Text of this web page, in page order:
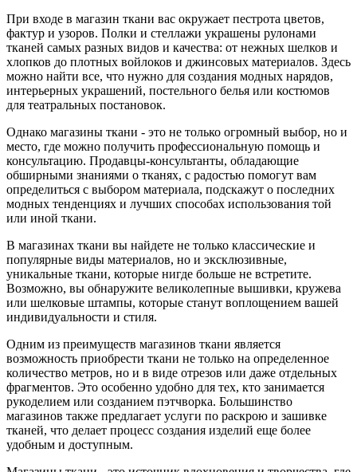
При входе в магазин ткани вас окружает пестрота цветов,
фактур и узоров. Полки и стеллажи украшены рулонами
тканей самых разных видов и качества: от нежных шелков и
хлопков до плотных войлоков и джинсовых материалов. Здесь
можно найти все, что нужно для создания модных нарядов,
интерьерных украшений, постельного белья или костюмов
для театральных постановок.
Однако магазины ткани - это не только огромный выбор, но и
место, где можно получить профессиональную помощь и
консультацию. Продавцы-консультанты, обладающие
обширными знаниями о тканях, с радостью помогут вам
определиться с выбором материала, подскажут о последних
модных тенденциях и лучших способах использования той
или иной ткани.
В магазинах ткани вы найдете не только классические и
популярные виды материалов, но и эксклюзивные,
уникальные ткани, которые нигде больше не встретите.
Возможно, вы обнаружите великолепные вышивки, кружева
или шелковые штампы, которые станут воплощением вашей
индивидуальности и стиля.
Одним из преимуществ магазинов ткани является
возможность приобрести ткани не только на определенное
количество метров, но и в виде отрезов или даже отдельных
фрагментов. Это особенно удобно для тех, кто занимается
рукоделием или созданием пэтчворка. Большинство
магазинов также предлагает услуги по раскрою и зашивке
тканей, что делает процесс создания изделий еще более
удобным и доступным.